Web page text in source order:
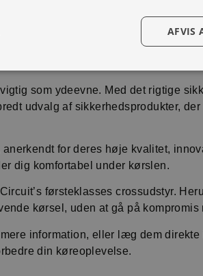
Se alle
som ydeevne. Med det rigtige
udvalg af sikkerhedsprodukter,
for deres høje kvalitet,
dig komfortabel under kørslen.
førsteklasses crossudstyr.
kørsel, uden at gå på
information, eller læg dem
din køreoplevelse.
AFVIS